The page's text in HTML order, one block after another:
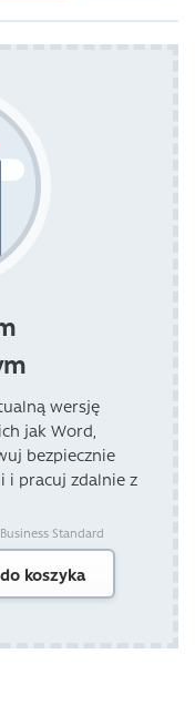
wersję
jak Word,
bezpiecznie
i pracuj zdalnie z
Standard
koszyka